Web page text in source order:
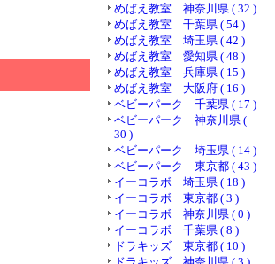
めばえ教室 神奈川県 ( 32 )
めばえ教室 千葉県 ( 54 )
めばえ教室 埼玉県 ( 42 )
めばえ教室 愛知県 ( 48 )
めばえ教室 兵庫県 ( 15 )
めばえ教室 大阪府 ( 16 )
ベビーパーク 千葉県 ( 17 )
ベビーパーク 神奈川県 (
30 )
ベビーパーク 埼玉県 ( 14 )
ベビーパーク 東京都 ( 43 )
イーコラボ 埼玉県 ( 18 )
イーコラボ 東京都 ( 3 )
イーコラボ 神奈川県 ( 0 )
イーコラボ 千葉県 ( 8 )
ドラキッズ 東京都 ( 10 )